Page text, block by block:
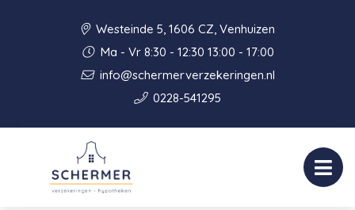
Westeinde 5, 1606 CZ, Venhuizen
Ma - Vr 8:30 - 12:30 13:00 - 17:00
info@schermerverzekeringen.nl
0228-541295